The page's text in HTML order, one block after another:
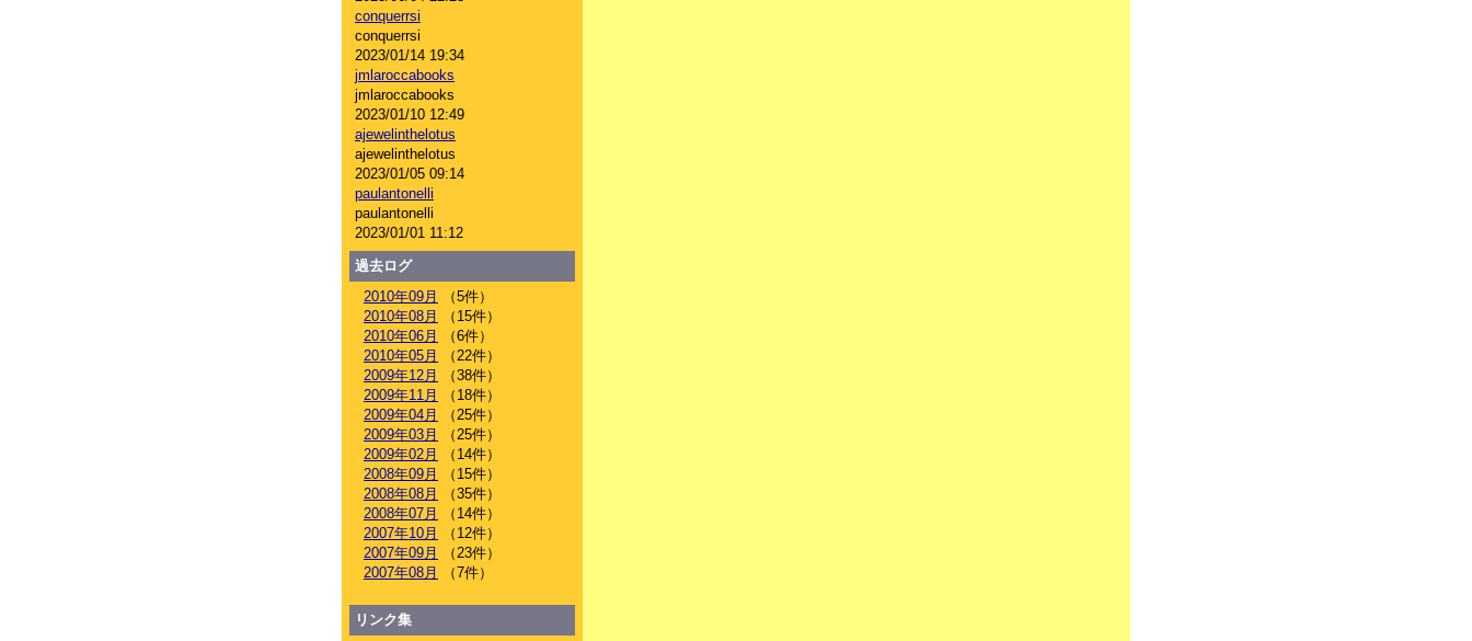
conquerrsi
conquerrsi
2023/01/14 19:34
jmlaroccabooks
jmlaroccabooks
2023/01/10 12:49
ajewelinthelotus
ajewelinthelotus
2023/01/05 09:14
paulantonelli
paulantonelli
2023/01/01 11:12
過去ログ
2010年09月
（5件）
2010年08月
（15件）
2010年06月
（6件）
2010年05月
（22件）
2009年12月
（38件）
2009年11月
（18件）
2009年04月
（25件）
2009年03月
（25件）
2009年02月
（14件）
2008年09月
（15件）
2008年08月
（35件）
2008年07月
（14件）
2007年10月
（12件）
2007年09月
（23件）
2007年08月
（7件）
リンク集